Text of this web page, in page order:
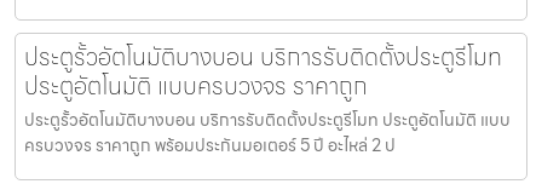
ประตูรั้วอัตโนมัติบางบอน บริการรับติดตั้งประตูรีโมท
ประตูอัตโนมัติ แบบครบวงจร ราคาถูก
ประตูรั้วอัตโนมัติบางบอน บริการรับติดตั้งประตูรีโมท ประตูอัตโนมัติ แบบ
ครบวงจร ราคาถูก พร้อมประกันมอเตอร์ 5 ปี อะไหล่ 2 ป